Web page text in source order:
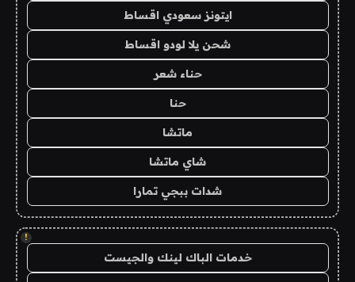
ايتونز سعودي اقساط
شحن يلا لودو اقساط
حناء شعر
حنا
ماتشا
شاي ماتشا
شدات ببجي تمارا
!
خدمات الباك لينك والجيست